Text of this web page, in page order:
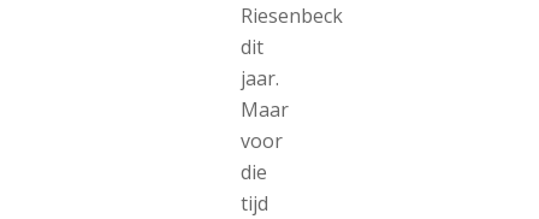
Riesenbeck
dit
jaar.
Maar
voor
die
tijd